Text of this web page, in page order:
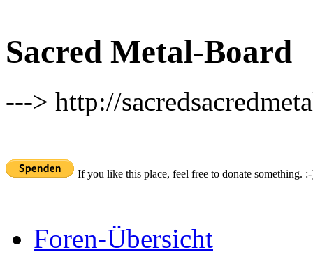
Sacred Metal-Board
---> http://
If you like this place, feel free to donate something.
Foren-Übersicht